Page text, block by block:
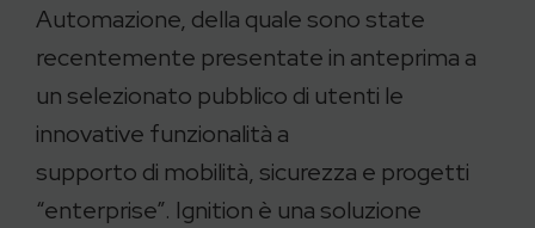
Automazione, della quale sono state
recentemente presentate in anteprima a
un selezionato pubblico di utenti le
innovative funzionalità a
supporto di mobilità, sicurezza e progetti
“enterprise”. Ignition è una soluzione